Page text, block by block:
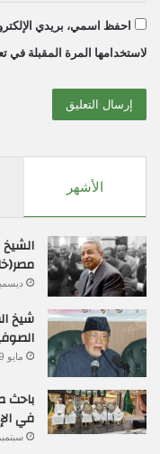
احفظ اسمي، بريدي
لاستخدامها المرة المقبلة في
الأشهر
ديسمبر 12,
شيخ
مايو 19, 2026
باحث
في
سبتمبر 10, 2025